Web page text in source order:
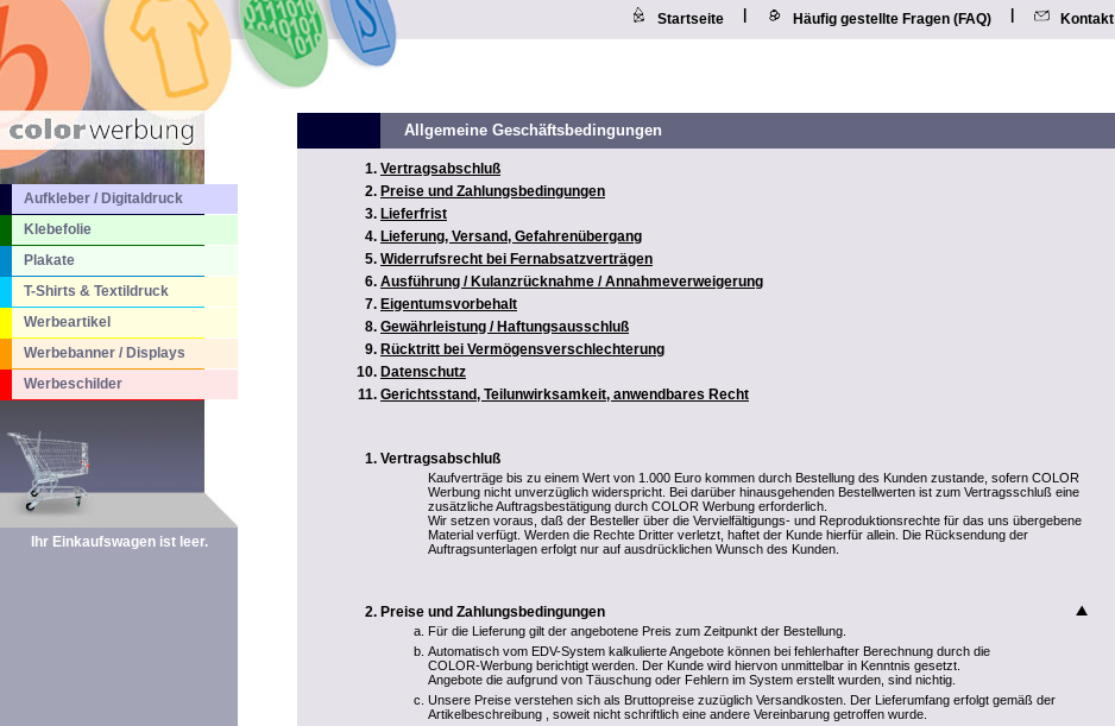
Startseite Häufig gestellte Fragen (FAQ) Kontakt
Aufkleber / Digitaldruck
Klebefolie
Plakate
T-Shirts & Textildruck
Werbeartikel
Werbebanner / Displays
Werbeschilder
Ihr Einkaufswagen ist leer.
Allgemeine Geschäftsbedingungen
Vertragsabschluß
Preise und Zahlungsbedingungen
Lieferfrist
Lieferung, Versand, Gefahrenübergang
Widerrufsrecht bei Fernabsatzverträgen
Ausführung / Kulanzrücknahme / Annahmeverweigerung
Eigentumsvorbehalt
Gewährleistung / Haftungsausschluß
Rücktritt bei Vermögensverschlechterung
Datenschutz
Gerichtsstand, Teilunwirksamkeit, anwendbares Recht
Vertragsabschluß
Kaufverträge bis zu einem Wert von 1.000 Euro kommen durch Bestellung des Kunden zustande, sofern COLOR
Werbung nicht unverzüglich widerspricht. Bei darüber hinausgehenden Bestellwerten ist zum Vertragsschluß eine
zusätzliche Auftragsbestätigung durch COLOR Werbung erforderlich.
Wir setzen voraus, daß der Besteller über die Vervielfältigungs- und Reproduktionsrechte für das uns übergebene
Material verfügt. Werden die Rechte Dritter verletzt, haftet der Kunde hierfür allein. Die Rücksendung der
Auftragsunterlagen erfolgt nur auf ausdrücklichen Wunsch des Kunden.
Preise und Zahlungsbedingungen
Für die Lieferung gilt der angebotene Preis zum Zeitpunkt der Bestellung.
Automatisch vom EDV-System kalkulierte Angebote können bei fehlerhafter Berechnung durch die
COLOR-Werbung berichtigt werden. Der Kunde wird hiervon unmittelbar in Kenntnis gesetzt.
Angebote die aufgrund von Täuschung oder Fehlern im System erstellt wurden, sind nichtig.
Unsere Preise verstehen sich als Bruttopreise zuzüglich Versandkosten. Der Lieferumfang erfolgt gemäß der
Artikelbeschreibung , soweit nicht schriftlich eine andere Vereinbarung getroffen wurde.